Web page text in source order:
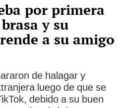
por primera
y su
a su amigo
de halagar y
luego de que se
debido a su buen